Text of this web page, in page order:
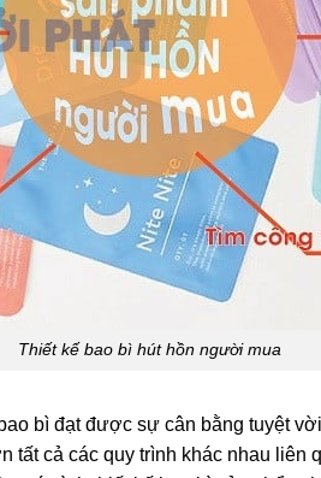
Thiết kế bao bì hút hồn người mua
bì đạt được sự cân bằng tuyệt
tất cả các quy trình khác nhau